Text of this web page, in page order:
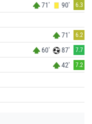
71' 90' 6.3
71' 6.2
60' 87' 7.7
42' 7.2